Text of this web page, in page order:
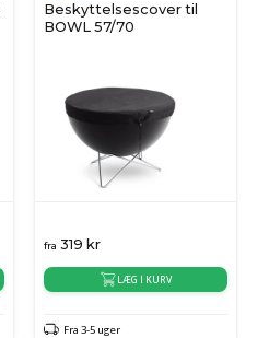
Beskyttelsescover til
BOWL 57/70
fra 319 kr
LÆG I KURV
Fra 3-5 uger